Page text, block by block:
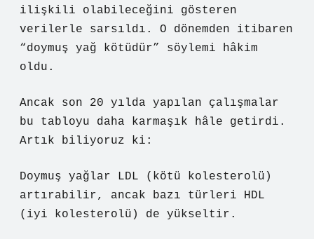
ilişkili olabileceğini gösteren
verilerle sarsıldı. O dönemden itibaren
“doymuş yağ kötüdür” söylemi hâkim
oldu.
Ancak son 20 yılda yapılan çalışmalar
bu tabloyu daha karmaşık hâle getirdi.
Artık biliyoruz ki:
Doymuş yağlar LDL (kötü kolesterolü)
artırabilir, ancak bazı türleri HDL
(iyi kolesterolü) de yükseltir.